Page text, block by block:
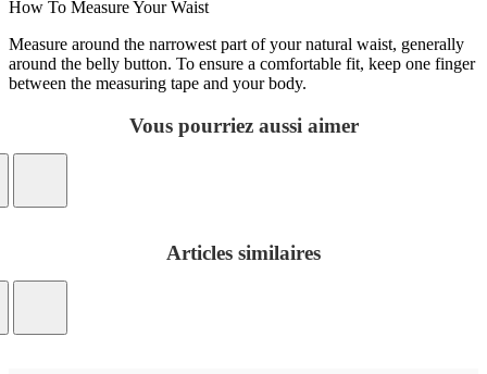
How To Measure Your Waist
Measure around the narrowest part of your natural waist, generally
around the belly button. To ensure a comfortable fit, keep one finger
between the measuring tape and your body.
Vous pourriez aussi aimer
Articles similaires